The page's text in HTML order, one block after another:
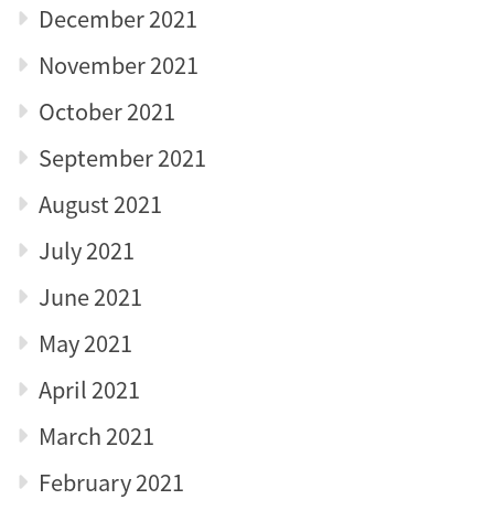
December 2021
November 2021
October 2021
September 2021
August 2021
July 2021
June 2021
May 2021
April 2021
March 2021
February 2021